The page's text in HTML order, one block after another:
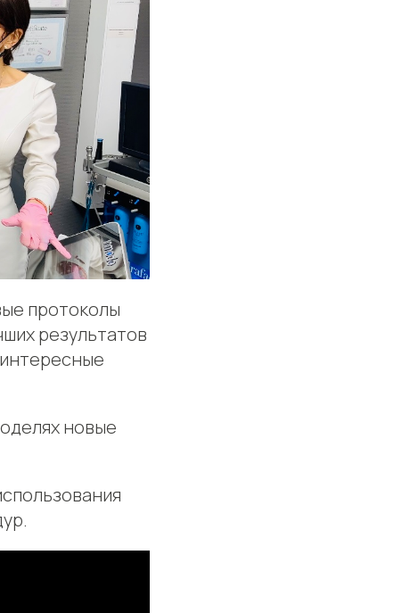
протоколы
результатов
новые